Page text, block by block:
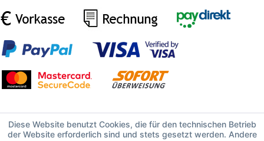
Diese Website benutzt Cookies, die für den technischen Betrieb
der Website erforderlich sind und stets gesetzt werden. Andere